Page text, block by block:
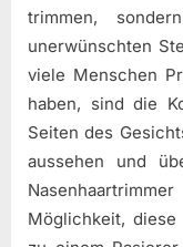
trimmen,
unerwünschten
viele Menschen
haben, sind die
Seiten des
aussehen und
Möglichkeit,